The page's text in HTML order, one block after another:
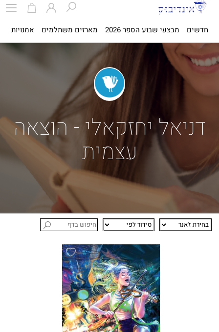
חדשים מבצעי שבוע הספר 2026 מארזים משתלמים אמנויות
דניאל יחזקאלי - הוצאה
עצמית